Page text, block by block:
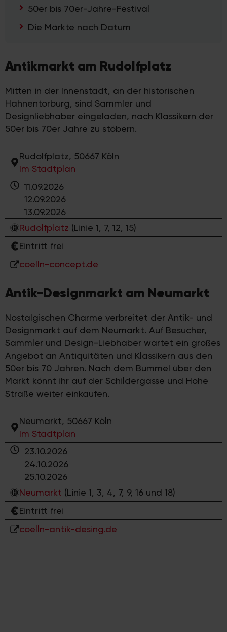
50er bis 70er-Jahre-Festival
Die Märkte nach Datum
Antikmarkt am Rudolfplatz
Mitten in der Innenstadt, an der historischen
Hahnentorburg, sind Sammler und
Designliebhaber eingeladen, nach Klassikern der
50er bis 70er Jahre zu stöbern.
Rudolfplatz, 50667 Köln
Im Stadtplan
11.09.2026
12.09.2026
13.09.2026
Rudolfplatz (Linie 1, 7, 12, 15)
Eintritt frei
coelln-concept.de
Antik-Designmarkt am Neumarkt
Nostalgischen Charme verbreitet der Antik- und
Designmarkt auf dem Neumarkt. Auf Besucher,
Sammler und Design-Liebhaber wartet ein großes
Angebot an Antiquitäten und Klassikern aus den
50er bis 70 Jahren. Nach dem Bummel über den
Markt könnt ihr auf der Schildergasse und Hohe
Straße weiter einkaufen.
Neumarkt, 50667 Köln
Im Stadtplan
23.10.2026
24.10.2026
25.10.2026
Neumarkt (Linie 1, 3, 4, 7, 9, 16 und 18)
Eintritt frei
coelln-antik-desing.de